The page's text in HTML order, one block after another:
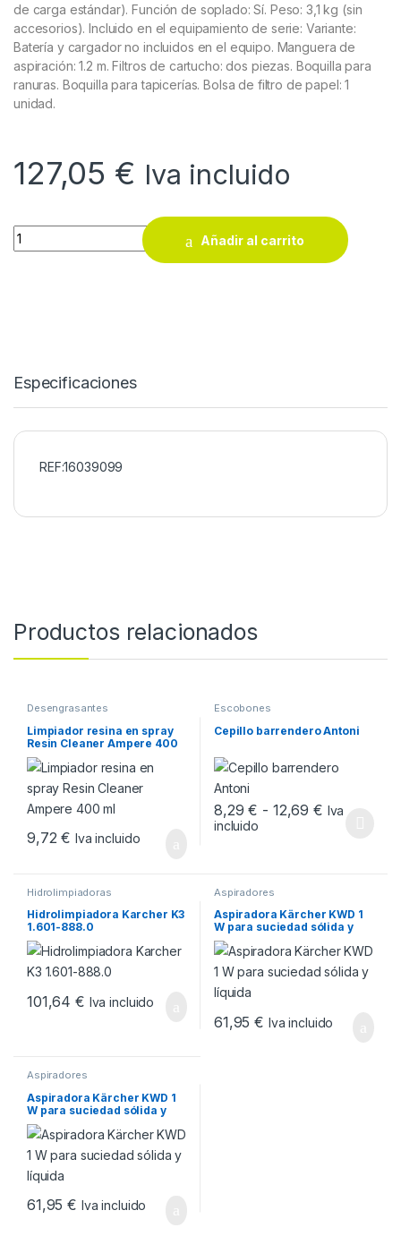
de carga estándar). Función de soplado: Sí. Peso: 3,1 kg (sin
accesorios). Incluido en el equipamiento de serie: Variante:
Batería y cargador no incluidos en el equipo. Manguera de
aspiración: 1.2 m. Filtros de cartucho: dos piezas. Boquilla para
ranuras. Boquilla para tapicerías. Bolsa de filtro de papel: 1
unidad.
127,05 € Iva incluido
Aspiradora Karcher para suciedad sólida y líquida a batería
Añadir al carrito
Especificaciones
REF:16039099
Productos relacionados
Desengrasantes
Limpiador resina en spray
Resin Cleaner Ampere 400
ml
9,72€ Iva incluido
Escobones
Cepillo barrendero Antoni
8,29€ - 12,69 €Rango de
Iva
incluido
Este producto tiene múltiples
Hidrolimpiadoras
Hidrolimpiadora Karcher K3
1.601-888.0
101,64€ Iva incluido
Aspiradores
Aspiradora Kärcher KWD 1
W para suciedad sólida y
líquida
61,95€ Iva incluido
Aspiradores
Aspiradora Kärcher KWD 1
W para suciedad sólida y
líquida
61,95€ Iva incluido